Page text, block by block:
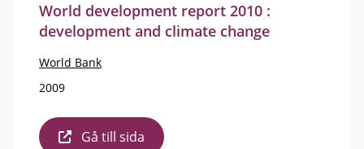
World development report 2010 :
development and climate change
World Bank
2009
Gå till sida